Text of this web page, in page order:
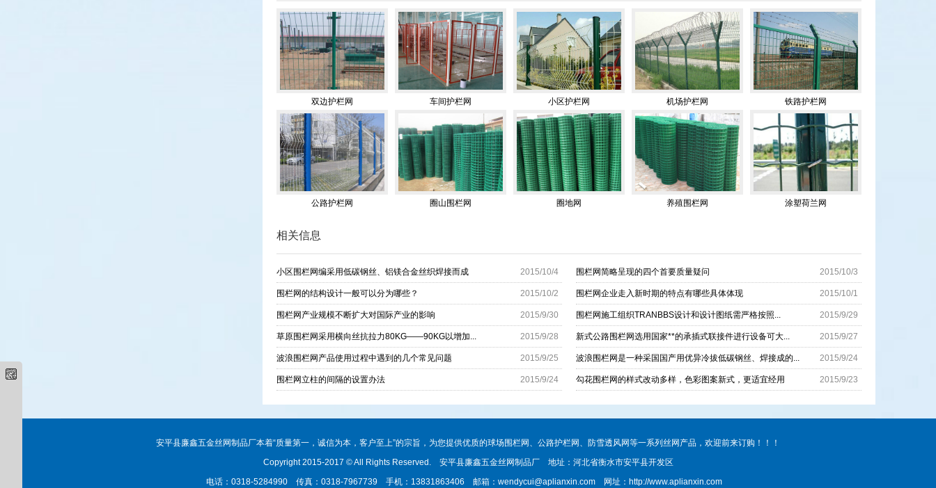
双边护栏网 车间护栏网 小区护栏网 机场护栏网 铁路护栏网
公路护栏网 圈山围栏网 圈地网 养殖围栏网 涂塑荷兰网
相关信息
2015/10/4
小区围栏网编采用低碳钢丝、铝镁合金丝织焊接而成 2015/10/3
围栏网简略呈现的四个首要质量疑问
2015/10/2
围栏网的结构设计一般可以分为哪些？ 2015/10/1
围栏网企业走入新时期的特点有哪些具体体现
2015/9/30
围栏网产业规模不断扩大对国际产业的影响 2015/9/29
围栏网施工组织TRANBBS设计和设计图纸需严格按照...
2015/9/28
草原围栏网采用横向丝抗拉力80KG——90KG以增加... 2015/9/27
新式公路围栏网选用国家**的承插式联接件进行设备可大...
2015/9/25
波浪围栏网产品使用过程中遇到的几个常见问题 2015/9/24
波浪围栏网是一种采国国产用优异冷拔低碳钢丝、焊接成的...
2015/9/24
围栏网立柱的间隔的设置办法 2015/9/23
勾花围栏网的样式改动多样，色彩图案新式，更适宜经用
安平县廉鑫五金丝网制品厂本着“质量第一，诚信为本，客户至上”的宗旨，为您提供优质的球场围栏网、公路护栏网、防雪透风网等一系列丝网产品，欢迎前来订购！！！
Copyright 2015-2017 © All Rights Reserved. 安平县廉鑫五金丝网制品厂 地址：河北省衡水市安平县开发区
电话：0318-5284990 传真：0318-7967739 手机：13831863406 邮箱：wendycui@aplianxin.com 网址：http://www.aplianxin.com